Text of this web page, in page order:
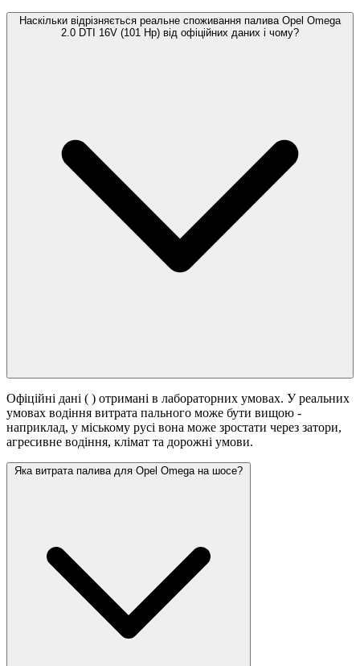
Наскільки відрізняється реальне споживання палива Opel Omega
2.0 DTI 16V (101 Hp) від офіційних даних і чому?
Офіційні дані ( ) отримані в лабораторних умовах. У реальних
умовах водіння витрата пального може бути вищою -
наприклад, у міському русі вона може зростати через затори,
агресивне водіння, клімат та дорожні умови.
Яка витрата палива для Opel Omega на шосе?